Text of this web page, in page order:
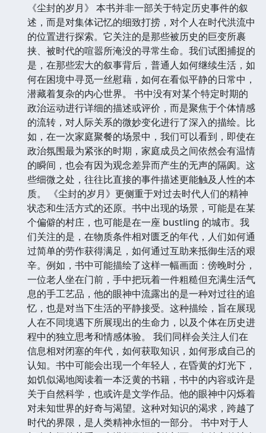
《尘封的岁月》 本书并非一部关于特定历史事件的叙
述，而是对集体记忆的细致打捞，对个人在时代洪流中
的位置进行探索。它关注的是那些被历史的巨变所裹
挟、被时代的喧嚣所淹没的寻常生命。我们试图捕捉的
是，在那些宏大的叙事背后，普通人如何继续生活，如
何在困境中寻觅一丝慰藉，如何在看似平静的日常中，
潜藏着复杂的内心世界。 书中没有对某个特定时期的
政治运动进行详细的描述或评价，而是聚焦于个体情感
的流转，对人际关系的微妙变化进行了深入的描绘。比
如，在一次家庭聚餐的场景中，我们可以看到，即使在
政治氛围最为紧张的时期，家庭成员之间依然会有温情
的瞬间，也会有因为观念差异而产生的无声的隔阂。这
些细微之处，往往比直接的事件描述更能触及人性的本
质。 《尘封的岁月》更侧重于对过去时代人们的精神
状态和生活方式的还原。书中出现的场景，可能是在某
个偏僻的村庄，也可能是在一座 bustling 的城市。我
们关注的是，在物质条件相对匮乏的年代，人们如何通
过简单的劳作获得满足，如何通过互助来抵御生活的艰
辛。例如，书中可能描绘了这样一幅画面：傍晚时分，
一位老人坐在门前，手中把玩着一件粗糙但充满生活气
息的手工艺品，他的眼神中流露出的是一种对过往的追
忆，也是对当下生活的平静接受。这种描绘，旨在展现
人在不同境遇下所展现出的生命力，以及个体在历史进
程中的独立思考和情感体验。 我们同样会关注人们在
信息相对闭塞的年代，如何获取知识，如何形成自己的
认知。书中可能会出现一个年轻人，在昏黄的灯光下，
如饥似渴地阅读着一本泛黄的书籍，书中的内容或许是
关于自然科学，也或许是文学作品。他的眼神中闪烁着
对未知世界的好奇与渴望。这种对知识的渴求，跨越了
时代的界限，是人类精神永恒的一部分。 书中对于人